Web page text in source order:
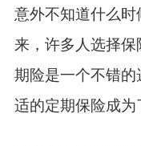
意外不知道什么
来，许多人选择
期险是一个不错
适的定期保险成为